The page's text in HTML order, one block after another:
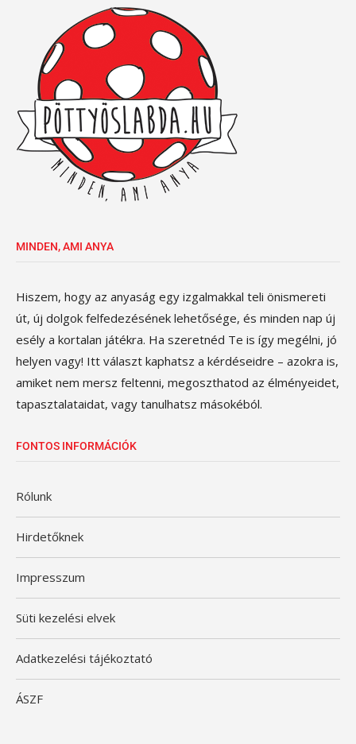
MINDEN, AMI ANYA
Hiszem, hogy az anyaság egy izgalmakkal teli önismereti
út, új dolgok felfedezésének lehetősége, és minden nap új
esély a kortalan játékra. Ha szeretnéd Te is így megélni, jó
helyen vagy! Itt választ kaphatsz a kérdéseidre – azokra is,
amiket nem mersz feltenni, megoszthatod az élményeidet,
tapasztalataidat, vagy tanulhatsz másokéból.
FONTOS INFORMÁCIÓK
Rólunk
Hirdetőknek
Impresszum
Süti kezelési elvek
Adatkezelési tájékoztató
ÁSZF